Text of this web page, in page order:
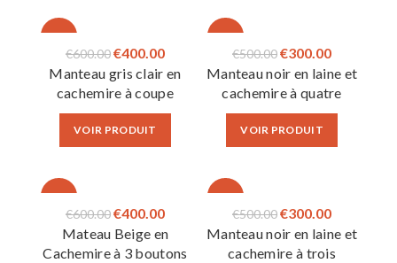
-33%
€600.00Le
prix
initial
était :
€400.00Le
prix
actuel
est :
Manteau gris clair en
cachemire à coupe
ajustée
VOIR PRODUIT
-40%
€500.00Le
prix
initial
était :
€300.00Le
prix
actuel
est :
Manteau noir en laine et
cachemire à quatre
boutons
VOIR PRODUIT
-33%
€600.00Le
prix
initial
€400.00Le
prix
actuel
Mateau Beige en
Cachemire à 3 boutons
-40%
€500.00Le
prix
initial
€300.00Le
prix
actuel
Manteau noir en laine et
cachemire à trois